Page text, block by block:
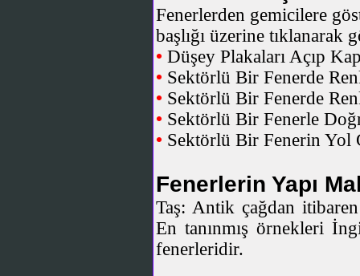
Fenerlerden gemicilere
başlığı üzerine tıklanarak
• Düşey Plakaları Açıp
• Sektörlü Bir Fenerde
• Sektörlü Bir Fenerde
• Sektörlü Bir Fenerle
• Sektörlü Bir Fenerin
Fenerlerin Yapı
Taş: Antik çağdan
En tanınmış örnekleri
fenerleridir.